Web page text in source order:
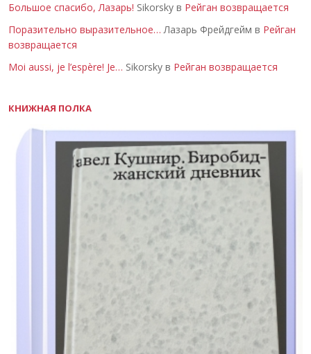
Большое спасибо, Лазарь! Sikorsky в Рейган возвращается
Поразительно выразительное… Лазарь Фрейдгейм в Рейган
возвращается
Moi aussi, je l’espère! Je… Sikorsky в Рейган возвращается
КНИЖНАЯ ПОЛКА